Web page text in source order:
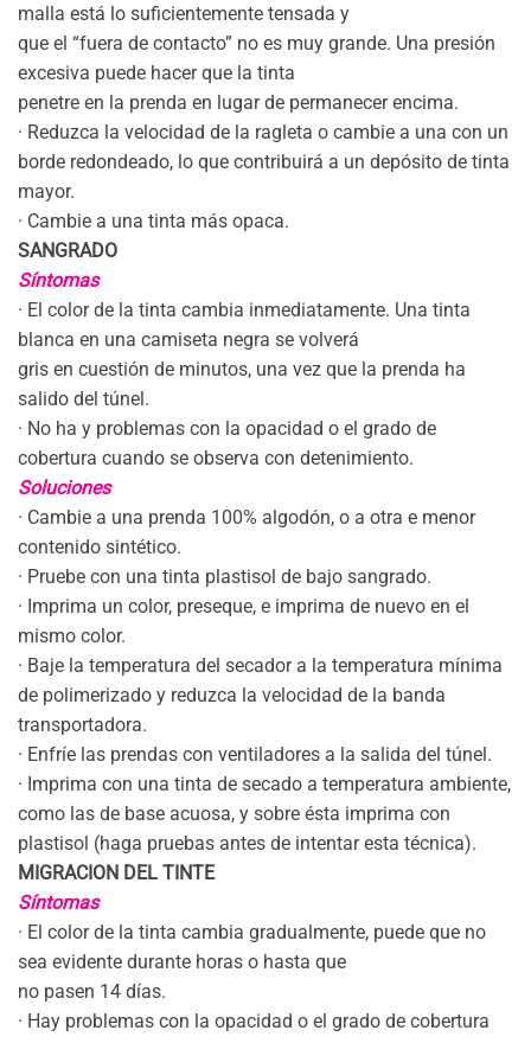
malla está lo suficientemente tensada y
que el “fuera de contacto” no es muy grande. Una presión
excesiva puede hacer que la tinta
penetre en la prenda en lugar de permanecer encima.
· Reduzca la velocidad de la ragleta o cambie a una con un
borde redondeado, lo que contribuirá a un depósito de tinta
mayor.
· Cambie a una tinta más opaca.
SANGRADO
Síntomas
· El color de la tinta cambia inmediatamente. Una tinta
blanca en una camiseta negra se volverá
gris en cuestión de minutos, una vez que la prenda ha
salido del túnel.
· No ha y problemas con la opacidad o el grado de
cobertura cuando se observa con detenimiento.
Soluciones
· Cambie a una prenda 100% algodón, o a otra e menor
contenido sintético.
· Pruebe con una tinta plastisol de bajo sangrado.
· Imprima un color, preseque, e imprima de nuevo en el
mismo color.
· Baje la temperatura del secador a la temperatura mínima
de polimerizado y reduzca la velocidad de la banda
transportadora.
· Enfríe las prendas con ventiladores a la salida del túnel.
· Imprima con una tinta de secado a temperatura ambiente,
como las de base acuosa, y sobre ésta imprima con
plastisol (haga pruebas antes de intentar esta técnica).
MIGRACION DEL TINTE
Síntomas
· El color de la tinta cambia gradualmente, puede que no
sea evidente durante horas o hasta que
no pasen 14 días.
· Hay problemas con la opacidad o el grado de cobertura